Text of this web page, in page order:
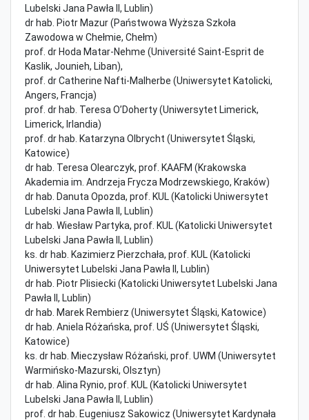
Lubelski Jana Pawła II, Lublin)
dr hab. Piotr Mazur (Państwowa Wyższa Szkoła
Zawodowa w Chełmie, Chełm)
prof. dr Hoda Matar-Nehme (Université Saint-Esprit de
Kaslik, Jounieh, Liban),
prof. dr Catherine Nafti-Malherbe (Uniwersytet Katolicki,
Angers, Francja)
prof. dr hab. Teresa O’Doherty (Uniwersytet Limerick,
Limerick, Irlandia)
prof. dr hab. Katarzyna Olbrycht (Uniwersytet Śląski,
Katowice)
dr hab. Teresa Olearczyk, prof. KAAFM (Krakowska
Akademia im. Andrzeja Frycza Modrzewskiego, Kraków)
dr hab. Danuta Opozda, prof. KUL (Katolicki Uniwersytet
Lubelski Jana Pawła II, Lublin)
dr hab. Wiesław Partyka, prof. KUL (Katolicki Uniwersytet
Lubelski Jana Pawła II, Lublin)
ks. dr hab. Kazimierz Pierzchała, prof. KUL (Katolicki
Uniwersytet Lubelski Jana Pawła II, Lublin)
dr hab. Piotr Plisiecki (Katolicki Uniwersytet Lubelski Jana
Pawła II, Lublin)
dr hab. Marek Rembierz (Uniwersytet Śląski, Katowice)
dr hab. Aniela Różańska, prof. UŚ (Uniwersytet Śląski,
Katowice)
ks. dr hab. Mieczysław Różański, prof. UWM (Uniwersytet
Warmińsko-Mazurski, Olsztyn)
dr hab. Alina Rynio, prof. KUL (Katolicki Uniwersytet
Lubelski Jana Pawła II, Lublin)
prof. dr hab. Eugeniusz Sakowicz (Uniwersytet Kardynała